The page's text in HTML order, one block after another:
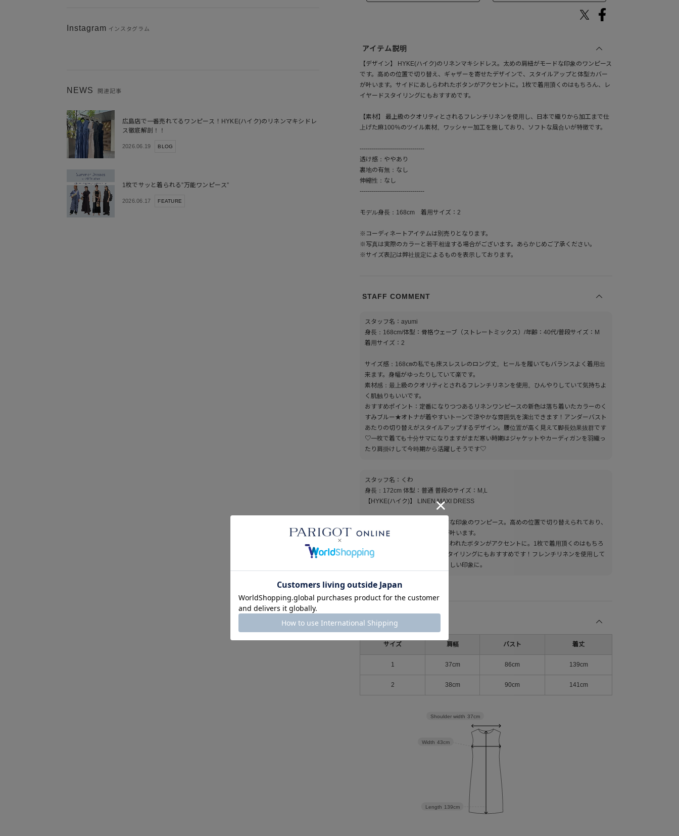
Instagram インスタグラム
NEWS 関連記事
広島店で一番売れてるワンピース！HYKE(ハイク)のリネンマキシドレ
ス徹底解剖！！
2026.06.19 BLOG
1枚でサッと着られる”万能ワンピース”
2026.06.17 FEATURE
アイテム説明
【デザイン】 HYKE(ハイク)のリネンマキシドレス。太めの肩紐がモードな印象のワンピース
です。高めの位置で切り替え、ギャザーを寄せたデザインで、スタイルアップと体型カバー
が叶います。サイドにあしらわれたボタンがアクセントに。1枚で着用頂くのはもちろん、レ
イヤードスタイリングにもおすすめです。
【素材】 最上級のクオリティとされるフレンチリネンを使用し、日本で織りから加工まで仕
上げた麻100％のツイル素材。ワッシャー加工を施しており、ソフトな風合いが特徴です。
--------------------------------
透け感：ややあり
裏地の有無：なし
伸縮性：なし
--------------------------------
モデル身長：168cm 着用サイズ：2
※コーディネートアイテムは別売りとなります。
※写真は実際のカラーと若干相違する場合がございます。あらかじめご了承ください。
※サイズ表記は弊社規定によるものを表示しております。
STAFF COMMENT
スタッフ名：ayumi
身長：168cm/体型：骨格ウェーブ（ストレートミックス）/年齢：40代/普段サイズ：M
着用サイズ：2
サイズ感：168㎝の私でも床スレスレのロング丈。ヒールを履いてもバランスよく着用出
来ます。身幅がゆったりしていて楽です。
素材感：最上級のクオリティとされるフレンチリネンを使用。ひんやりしていて気持ちよ
く肌触りもいいです。
おすすめポイント：定番になりつつあるリネンワンピースの新色は落ち着いたカラーのく
すみブルー★オトナが着やすいトーンで涼やかな雰囲気を演出できます！アンダーバスト
あたりの切り替えがスタイルアップするデザイン。腰位置が高く見えて脚長効果抜群です
♡一枚で着ても十分サマになりますがまだ寒い時期はジャケットやカーディガンを羽織っ
たり肩掛けして今時期から活躍しそうです♡
スタッフ名：くわ
身長：172cm 体型：普通 普段のサイズ：M,L
【HYKE(ハイク)】 LINEN MAXI DRESS
デザイン：太めの肩紐がモードな印象のワンピース。高めの位置で切り替えられており、
スタイルアップと体型カバーが叶います。
スタイリング：サイドにあしらわれたボタンがアクセントに。1枚で着用頂くのはもちろ
ん、Tシャツとのレイヤードスタイリングにもおすすめです！フレンチリネンを使用して
おり、ソフトな風合いが女性らしい印象に。
サイズ
サイズ 肩幅 バスト 着丈
1 37cm 86cm 139cm
2 38cm 90cm 141cm
Length 139cm
Width 43cm
Shoulder width 37cm